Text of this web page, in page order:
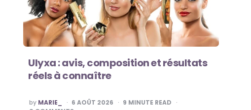
Ulyxa : avis, composition et résultats
réels à connaître
POSTED
BY
by MARIE_ 6 AOÛT 2026 9 MINUTE READ